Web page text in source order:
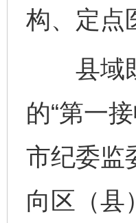
构、定点
县域既
的“第一
市纪委监
向区（县